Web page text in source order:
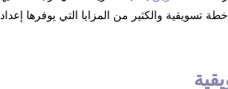
تسويقية والكثير من المزايا التي يوفرها